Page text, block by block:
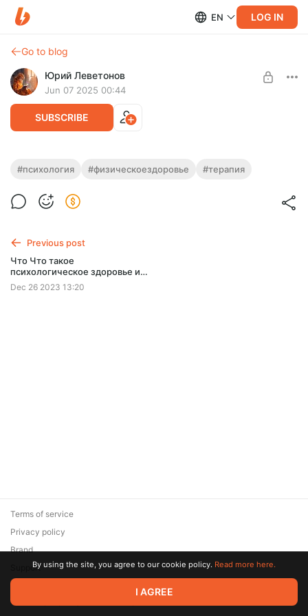
EN LOG IN
Go to blog
Юрий Леветонов
Jun 07 2025 00:44
SUBSCRIBE
Психологическая поддержка стримера ❤️
#психология #физическоездоровье #терапия
Previous post
Что Что такое
психологическое здоровье и
почему это так важно?
Dec 26 2023 13:20
© 2026 Zaya Solutions Limited. All rights reserved. All trademarks
are the property of their respective owners.
Terms of service
Privacy policy
Brand
SupportBy using the site, you agree to our cookie policy. Read more here.
I AGREE